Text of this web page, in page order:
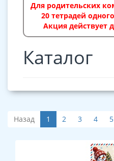
Для родительских
20 тетрадей
Акция действует
Каталог
Назад 1 2 3 4 5